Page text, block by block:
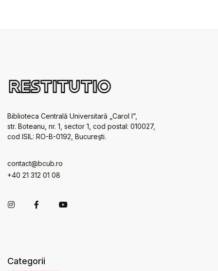
Biblioteca Centrală Universitară „Carol I”,
str. Boteanu, nr. 1, sector 1, cod postal: 010027,
cod ISIL: RO-B-0192, Bucureşti.
contact@bcub.ro
+40 21 312 01 08
Categorii